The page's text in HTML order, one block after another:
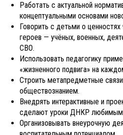
Работать с актуальной
концептуальными основами
Говорить с детьми о
героев — учёных, военных,
СВО.
Использовать педагогику
«жизненного подвига» на
Строить метапредметные
обществознанием.
Внедрять интерактивные и
сделают уроки ДНКР
Организовывать внеурочную